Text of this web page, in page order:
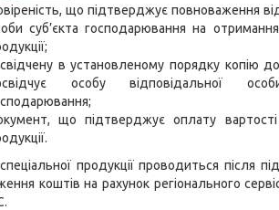
що підтверджує повноваження
суб’єкта господарювання на отримання
в установленому порядку копію
особу відповідальної
що підтверджує оплату вартості
продукції проводиться після
коштів на рахунок регіонального